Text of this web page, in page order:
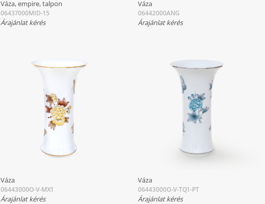
Váza, empire, talpon
06437000MID-15
Árajánlat kérés
Váza
06442000ANG
Árajánlat kérés
Váza
06443000O-V-MX1
Árajánlat kérés
Váza
06443000O-V-TQ1-PT
Árajánlat kérés